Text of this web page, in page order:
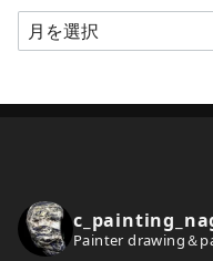
r
e
s
Painter drawing＆